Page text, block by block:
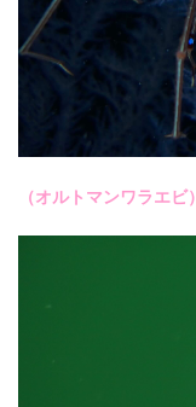
（オルトマンワラエビ）